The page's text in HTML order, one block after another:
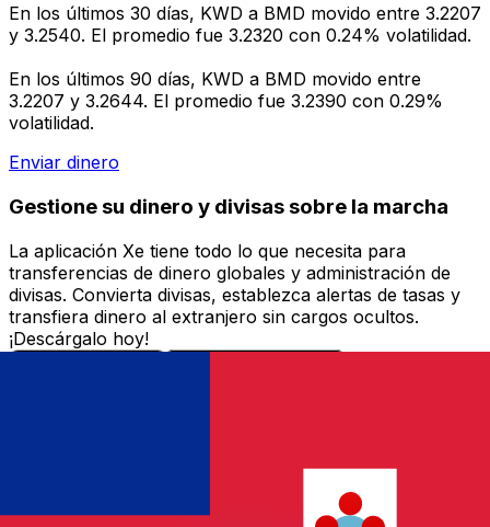
En los últimos 30 días, KWD a BMD movido entre 3.2207
y 3.2540. El promedio fue 3.2320 con 0.24% volatilidad.
En los últimos 90 días, KWD a BMD movido entre
3.2207 y 3.2644. El promedio fue 3.2390 con 0.29%
volatilidad.
Enviar dinero
Gestione su dinero y divisas sobre la marcha
La aplicación Xe tiene todo lo que necesita para
transferencias de dinero globales y administración de
divisas. Convierta divisas, establezca alertas de tasas y
transfiera dinero al extranjero sin cargos ocultos.
¡Descárgalo hoy!